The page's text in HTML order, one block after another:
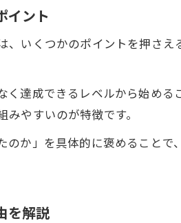
学ぶ喜びを自分で見つけ
公文式学習で小学生が主
イント
いくつかのポイントを押さ
く達成できるレベルから始め
やすいのが特徴です。
か」を具体的に褒めること
を解説